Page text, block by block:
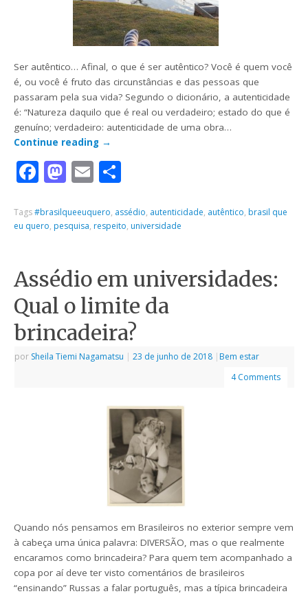
Ser autêntico… Afinal, o que é ser autêntico? Você é quem você
é, ou você é fruto das circunstâncias e das pessoas que
passaram pela sua vida? Segundo o dicionário, a autenticidade
é: “Natureza daquilo que é real ou verdadeiro; estado do que é
genuíno; verdadeiro: autenticidade de uma obra…
Continue reading →
Facebook
Mastodon
Email
Tags#brasilqueeuquero, assédio, autenticidade, autêntico, brasil que
eu quero, pesquisa, respeito, universidade
Assédio em universidades:
Qual o limite da
brincadeira?
por Sheila Tiemi Nagamatsu | 23 de junho de 2018 | Bem estar
4 Comments
Quando nós pensamos em Brasileiros no exterior sempre vem
à cabeça uma única palavra: DIVERSÃO, mas o que realmente
encaramos como brincadeira? Para quem tem acompanhado a
copa por aí deve ter visto comentários de brasileiros
“ensinando” Russas a falar português, mas a típica brincadeira